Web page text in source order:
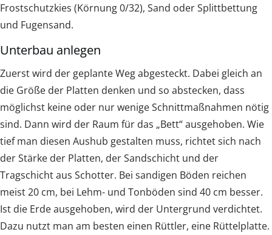
Frostschutzkies (Körnung 0/32), Sand oder Splittbettung
und Fugensand.
Unterbau anlegen
Zuerst wird der geplante Weg abgesteckt. Dabei gleich an
die Größe der Platten denken und so abstecken, dass
möglichst keine oder nur wenige Schnittmaßnahmen nötig
sind. Dann wird der Raum für das „Bett“ ausgehoben. Wie
tief man diesen Aushub gestalten muss, richtet sich nach
der Stärke der Platten, der Sandschicht und der
Tragschicht aus Schotter. Bei sandigen Böden reichen
meist 20 cm, bei Lehm- und Tonböden sind 40 cm besser.
Ist die Erde ausgehoben, wird der Untergrund verdichtet.
Dazu nutzt man am besten einen Rüttler, eine Rüttelplatte.